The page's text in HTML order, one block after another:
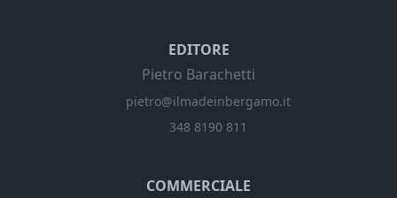
EDITORE
Pietro Barachetti
pietro@ilmadeinbergamo.it
348 8190 811
COMMERCIALE